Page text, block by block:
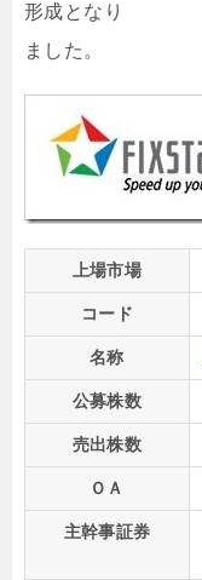
形成となり
ました。
上場市場
コード
名称
公募株数
売出株数
ＯＡ
主幹事証券